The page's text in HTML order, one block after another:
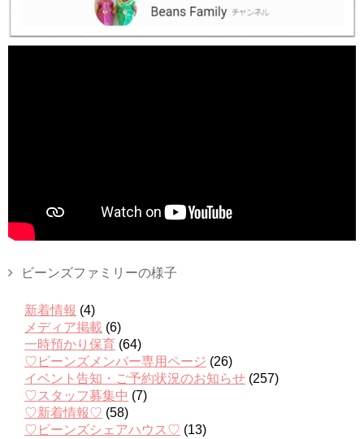
ビーンズファミリーの様子
新着情報 (4)
メディア掲載 (6)
一時預かり保育 (64)
♡ビーンズメンバー専用ページ (26)
イベント告知・ご予約状況のお知らせ (257)
♡スタッフ募集中 (7)
♡新着情報♡ (58)
♡ビーンズシェアハウス♡ (13)